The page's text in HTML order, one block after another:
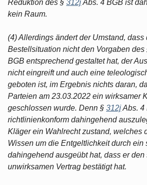
Reduktion des § 312jAbs. 4 BGB ist
kein Raum.
(4) Allerdings ändert der Umstand,
Bestellsituation nicht den Vorgaben des
BGB entsprechend gestaltet hat, der
nicht eingreift und auch eine
geboten ist, im Ergebnis nichts daran,
Parteien am 23.03.2022 ein wirksamer
geschlossen wurde. Denn § 312jAbs. 4
richtlinienkonform dahingehend
Kläger ein Wahlrecht zustand, welches
Wissen um die Entgeltlichkeit durch ein
dahingehend ausgeübt hat, dass er
unwirksamen Vertrag bestätigt hat.